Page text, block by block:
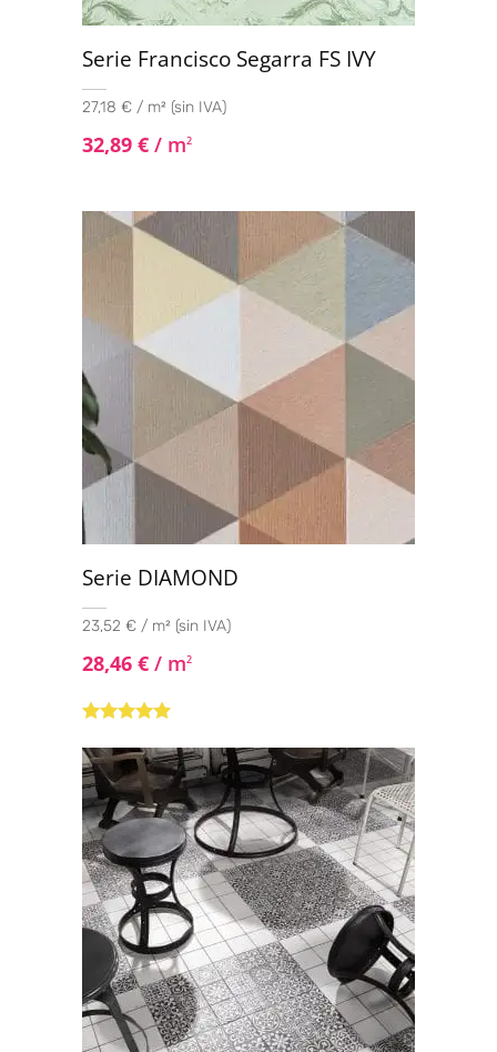
Serie Francisco Segarra FS IVY
27,18 € / m² (sin IVA)
32,89 € / m2
Serie DIAMOND
23,52 € / m² (sin IVA)
28,46 € / m2
5.00de 5